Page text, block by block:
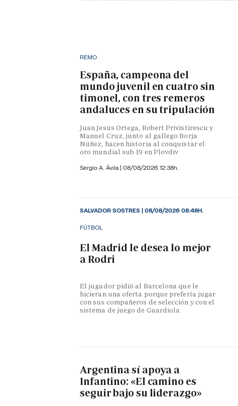
REMO
España, campeona del
mundo juvenil en cuatro sin
timonel, con tres remeros
andaluces en su tripulación
Juan Jesús Ortega, Robert Privistirescu y
Manuel Cruz, junto al gallego Borja
Núñez, hacen historia al conquistar el
oro mundial sub 19 en Plovdiv
Sergio A. Ávila | 08/08/2026 12:38h.
FÚTBOL
El Madrid le desea lo mejor
a Rodri
El jugador pidió al Barcelona que le
hicieran una oferta porque prefería jugar
con sus compañeros de selección y con el
sistema de juego de Guardiola
SALVADOR SOSTRES |08/08/2026 08:48H.
Argentina sí apoya a
Infantino: «El camino es
seguir bajo su liderazgo»